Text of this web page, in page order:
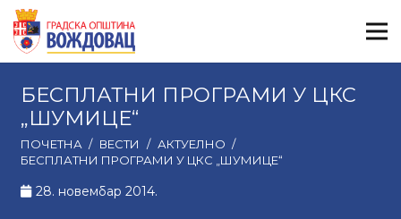
БЕСПЛАТНИ ПРОГРАМИ У ЦКС
„ШУМИЦЕ“
ПОЧЕТНА / ВЕСТИ / АКТУЕЛНО /
БЕСПЛАТНИ ПРОГРАМИ У ЦКС „ШУМИЦЕ“
28. новембар 2014.